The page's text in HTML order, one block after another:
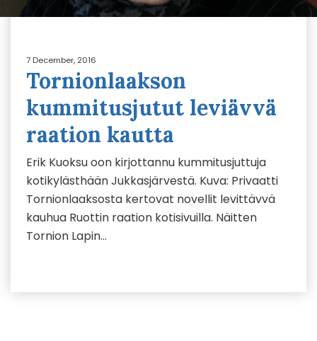
7 December, 2016
Tornionlaakson
kummitusjutut leviävvä
raation kautta
Erik Kuoksu oon kirjottannu kummitusjuttuja
kotikylästhään Jukkasjärvestä. Kuva: Privaatti
Tornionlaaksosta kertovat novellit levittävvä
kauhua Ruottin raation kotisivuilla. Näitten
Tornion Lapin…